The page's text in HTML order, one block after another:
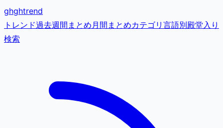
ghghtrend
トレンド過去週間まとめ月間まとめカテゴリ 言語別殿堂入り
検索